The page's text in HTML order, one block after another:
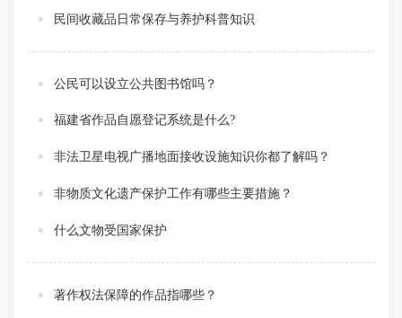
民间收藏品日常保存与养护科普知识
公民可以设立公共图书馆吗？
福建省作品自愿登记系统是什么?
非法卫星电视广播地面接收设施知识你都了解吗？
非物质文化遗产保护工作有哪些主要措施？
什么文物受国家保护
著作权法保障的作品指哪些？